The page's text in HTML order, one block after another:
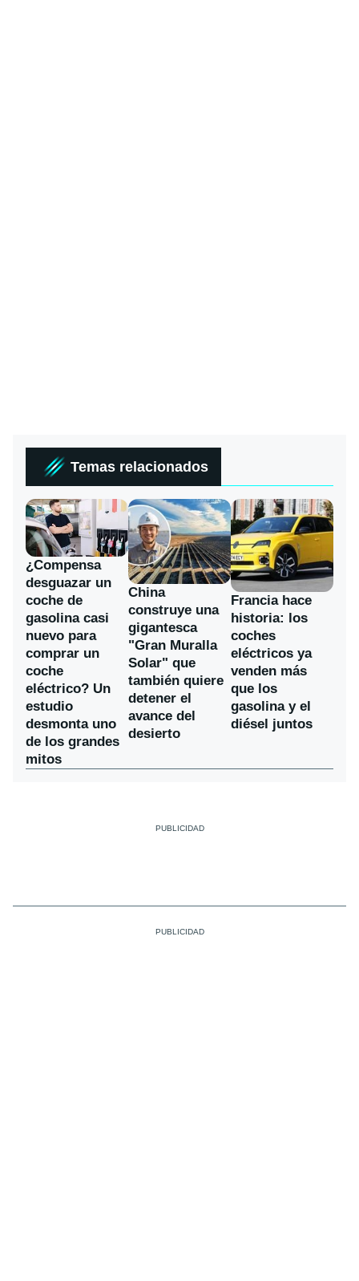
Temas relacionados
¿Compensa
desguazar un
coche de
gasolina casi
nuevo para
comprar un
coche
eléctrico? Un
estudio
desmonta uno
de los grandes
mitos
China
construye una
gigantesca
"Gran Muralla
Solar" que
también quiere
detener el
avance del
desierto
Francia hace
historia: los
coches
eléctricos ya
venden más
que los
gasolina y el
diésel juntos